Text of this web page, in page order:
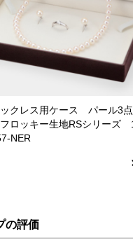
クレス用ケース パール3
ロッキー生地RSシリーズ
NER
の評価